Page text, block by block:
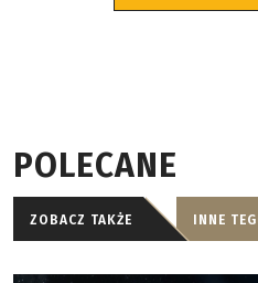
POLECANE
ZOBACZ TAKŻE INNE